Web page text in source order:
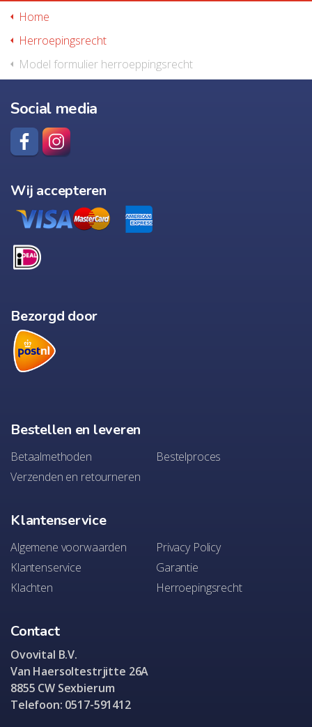
Home
Herroepingsrecht
Model formulier herroeppingsrecht
Social media
Wij accepteren
Bezorgd door
Bestellen en leveren
Betaalmethoden
Bestelproces
Verzenden en retourneren
Klantenservice
Algemene voorwaarden
Privacy Policy
Klantenservice
Garantie
Klachten
Herroepingsrecht
Contact
Ovovital B.V.
Van Haersoltestrjitte 26A
8855 CW Sexbierum
Telefoon: 0517-591412